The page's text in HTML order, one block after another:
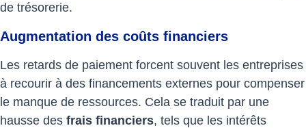
de trésorerie.
Augmentation des coûts financiers
Les retards de paiement forcent souvent les entreprises
à recourir à des financements externes pour compenser
le manque de ressources. Cela se traduit par une
hausse des frais financiers, tels que les intérêts